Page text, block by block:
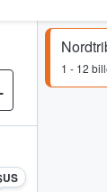
1 - 12